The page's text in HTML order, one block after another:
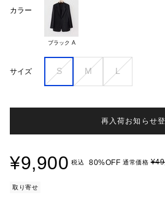
カラー
ブラック A
サイズ S M L
再入荷お知らせ
¥9,900 税込 80%OFF 通常価格
取り寄せ